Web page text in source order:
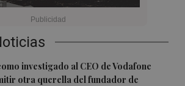
investigado al CEO de Vodafone
otra querella del fundador de